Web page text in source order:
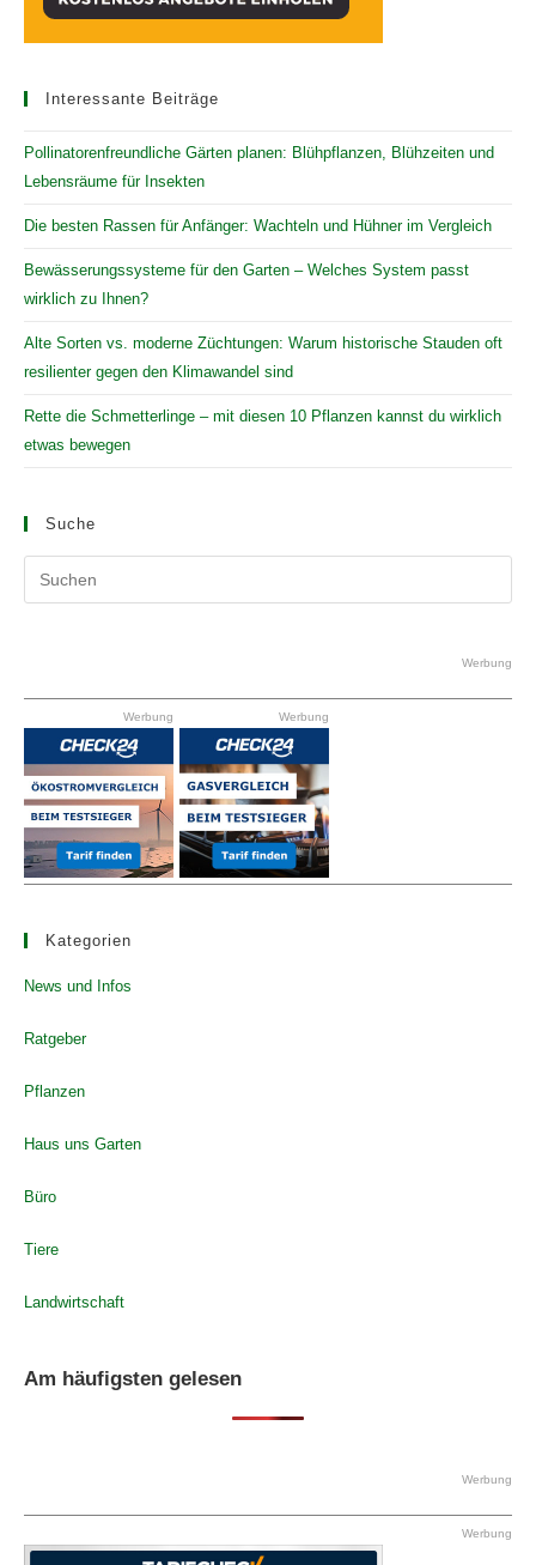
Interessante Beiträge
Pollinatorenfreundliche Gärten planen: Blühpflanzen, Blühzeiten und
Lebensräume für Insekten
Die besten Rassen für Anfänger: Wachteln und Hühner im Vergleich
Bewässerungssysteme für den Garten – Welches System passt
wirklich zu Ihnen?
Alte Sorten vs. moderne Züchtungen: Warum historische Stauden oft
resilienter gegen den Klimawandel sind
Rette die Schmetterlinge – mit diesen 10 Pflanzen kannst du wirklich
etwas bewegen
Suche
the
Werbung
Werbung Werbung
Kategorien
News und Infos
Ratgeber
Pflanzen
Haus uns Garten
Büro
Tiere
Landwirtschaft
Am häufigsten gelesen
Werbung
Werbung